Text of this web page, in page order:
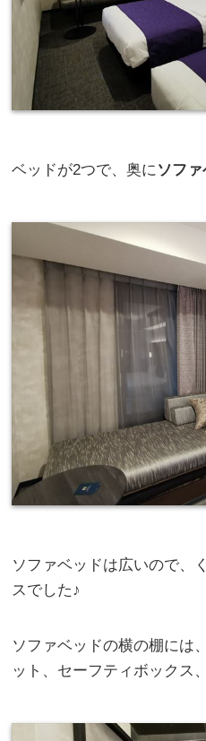
ベッドが2つで、奥にソフ
ソファベッドは広いので、
スでした♪
ソファベッドの横の棚には
ット、セーフティボックス